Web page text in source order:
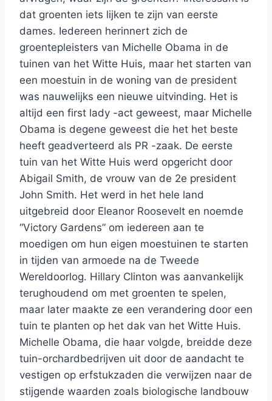
dat groenten iets lijken te zijn van eerste
dames. Iedereen herinnert zich de
groentepleisters van Michelle Obama in de
tuinen van het Witte Huis, maar het starten van
een moestuin in de woning van de president
was nauwelijks een nieuwe uitvinding. Het is
altijd een first lady -act geweest, maar Michelle
Obama is degene geweest die het het beste
heeft geadverteerd als PR -zaak. De eerste
tuin van het Witte Huis werd opgericht door
Abigail Smith, de vrouw van de 2e president
John Smith. Het werd in het hele land
uitgebreid door Eleanor Roosevelt en noemde
“Victory Gardens” om iedereen aan te
moedigen om hun eigen moestuinen te starten
in tijden van armoede na de Tweede
Wereldoorlog. Hillary Clinton was aanvankelijk
terughoudend om met groenten te spelen,
maar later maakte ze een verandering door een
tuin te planten op het dak van het Witte Huis.
Michelle Obama, die haar volgde, breidde deze
tuin-orchardbedrijven uit door de aandacht te
vestigen op erfstukzaden die verwijzen naar de
stijgende waarden zoals biologische landbouw